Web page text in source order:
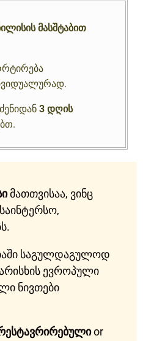
მასშტაბით
3 დღის
მათთვისაა, ვინც
საგულდაგულოდ
ევროპული
ნივთები
or